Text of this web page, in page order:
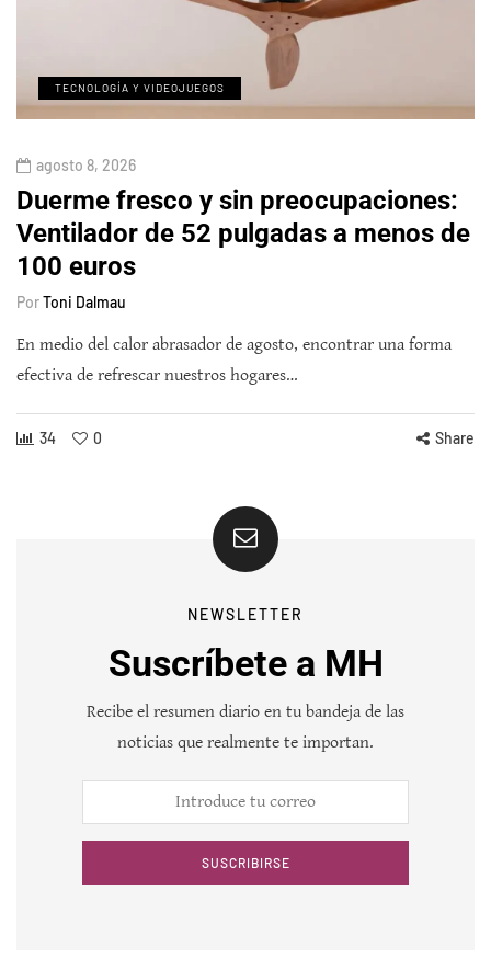
TECNOLOGÍA Y VIDEOJUEGOS
agosto 8, 2026
Duerme fresco y sin preocupaciones:
Ventilador de 52 pulgadas a menos de
100 euros
PorToni Dalmau
En medio del calor abrasador de agosto, encontrar una forma
efectiva de refrescar nuestros hogares…
34 0 Share
NEWSLETTER
Suscríbete a MH
Recibe el resumen diario en tu bandeja de las
noticias que realmente te importan.
SUSCRIBIRSE